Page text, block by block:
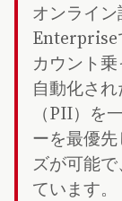
オンライ
Enterprise
カウント乗
自動化さ
（PII）を
ーを最優
ズが可能
ています。